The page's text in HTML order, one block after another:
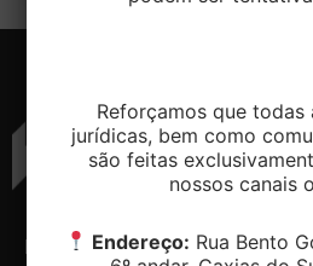
ENDEREÇO CONTATO
Reforçamos que todas
jurídicas, bem como
são feitas
nossos canais
Endereço: Rua Bento